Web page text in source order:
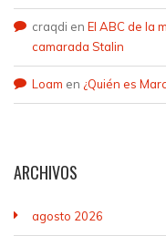
craqdi en El ABC de la
camarada Stalin
Loam en ¿Quién es
ARCHIVOS
agosto 2026